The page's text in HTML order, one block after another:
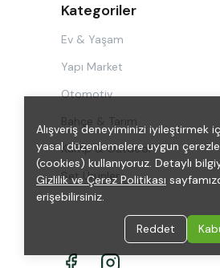
Alışveriş deneyiminizi iyileştirmek
yasal düzenlemelere uygun
(cookies) kullanıyoruz. Detaylı
Gizlilik ve Çerez Politikası
erişebilirsiniz.
Reddet
Kategoriler
Ev & Yaşam
Yapı Market
Otomotiv
Bahçe & Tarım
Kamp & Outdoor
Set Ürünler